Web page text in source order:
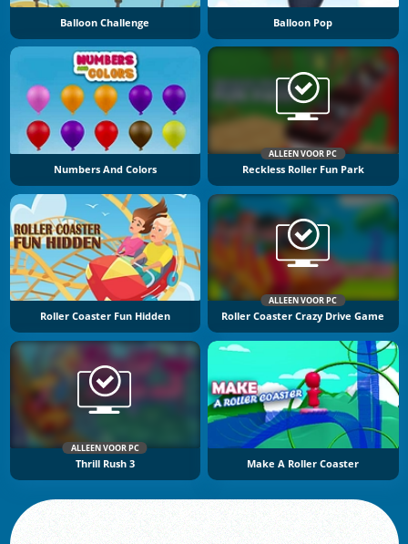
Balloon Challenge Balloon Pop
Numbers And Colors
ALLEEN VOOR PC
Reckless Roller Fun Park
Roller Coaster Fun Hidden
ALLEEN VOOR PC
Roller Coaster Crazy Drive Game
ALLEEN VOOR PC
Thrill Rush 3 Make A Roller Coaster